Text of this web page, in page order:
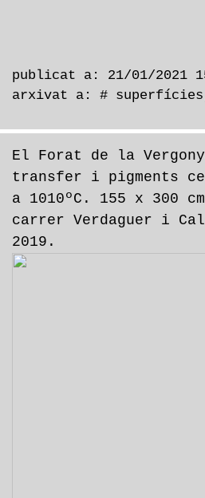
publicat a: 21/01/2021
arxivat a: # superfícies
El Forat de la
transfer i pigments
a 1010ºC. 155 x 300
carrer Verdaguer i
2019.